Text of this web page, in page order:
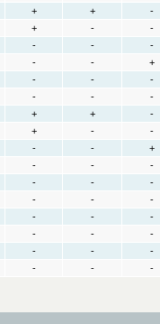
+ + -
+ - -
- - -
- - +
- - -
- - -
+ + -
+ - -
- - +
- - -
- - -
- - -
- - -
- - -
- - -
- - -